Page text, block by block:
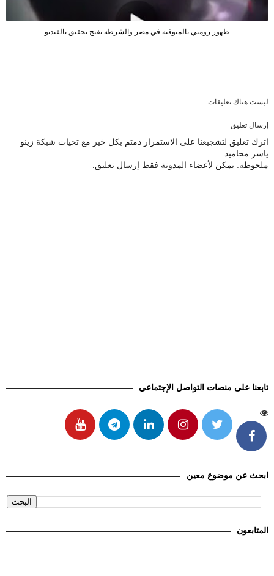
ظهور زومبي بالمنوفيه في مصر والشرطه تفتح تحقيق بالفيديو
ليست هناك تعليقات:
إرسال تعليق
اترك تعليق لتشجيعنا على الاستمرار دمتم بكل خير مع تحيات شبكة زينو
ياسر محاميد
ملحوظة: يمكن لأعضاء المدونة فقط إرسال تعليق.
تابعنا على منصات التواصل الإجتماعي
ابحث عن موضوع معين
المتابعون